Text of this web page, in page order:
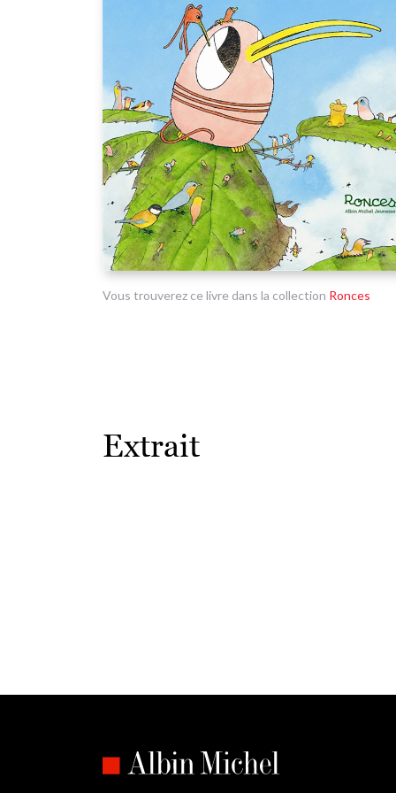
Vous trouverez ce livre dans la collection Ronces
Extrait